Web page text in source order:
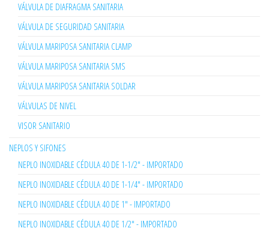
VÁLVULA DE DIAFRAGMA SANITARIA
VÁLVULA DE SEGURIDAD SANITARIA
VÁLVULA MARIPOSA SANITARIA CLAMP
VÁLVULA MARIPOSA SANITARIA SMS
VÁLVULA MARIPOSA SANITARIA SOLDAR
VÁLVULAS DE NIVEL
VISOR SANITARIO
NEPLOS Y SIFONES
NEPLO INOXIDABLE CÉDULA 40 DE 1-1/2" - IMPORTADO
NEPLO INOXIDABLE CÉDULA 40 DE 1-1/4" - IMPORTADO
NEPLO INOXIDABLE CÉDULA 40 DE 1" - IMPORTADO
NEPLO INOXIDABLE CÉDULA 40 DE 1/2" - IMPORTADO